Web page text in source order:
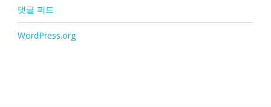
댓글 피드
WordPress.org